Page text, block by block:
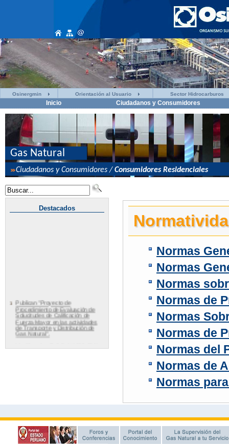
Osinergmin Orientación al Usuario Sector Hidrocarburos
Inicio Ciudadanos y Consumidores